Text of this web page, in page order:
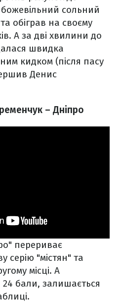
сольний
обіграв на своєму
А за дві хвилини до
швидка
кидком (після пасу
Денис
– Дніпро
перериває
серію "містян" та
місці. А
бали, залишається